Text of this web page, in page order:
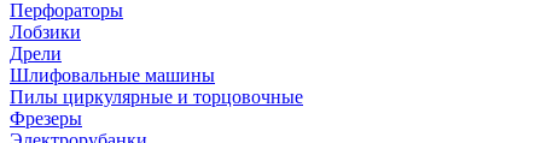
Перфораторы
Лобзики
Дрели
Шлифовальные машины
Пилы циркулярные и торцовочные
Фрезеры